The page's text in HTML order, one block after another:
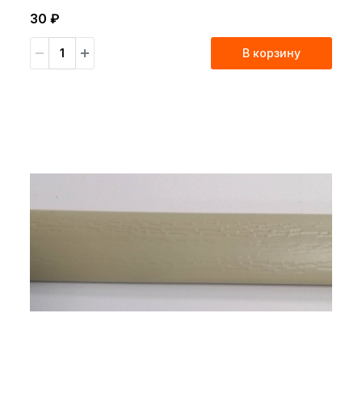
30 ₽
В корзину